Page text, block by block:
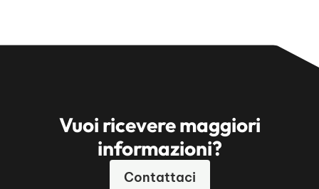
Vuoi ricevere maggiori
informazioni?
Contattaci